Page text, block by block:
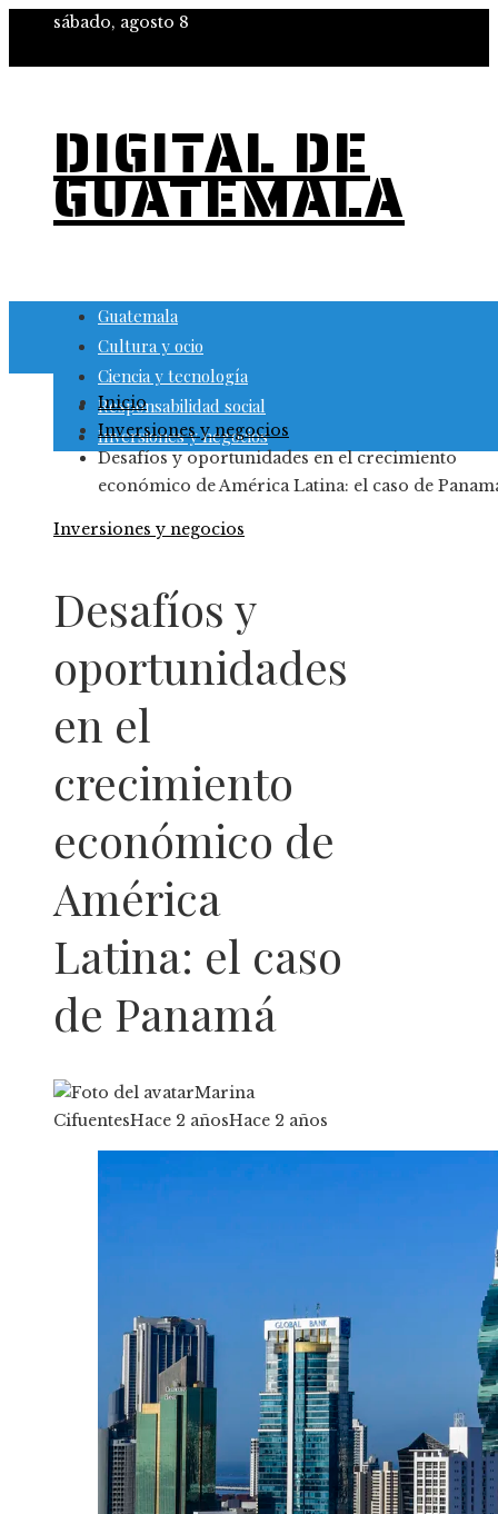
sábado, agosto 8
DIGITAL DE
GUATEMALA
Guatemala
Cultura y ocio
Ciencia y tecnología
Responsabilidad social
Inversiones y negocios
Inicio
Inversiones y negocios
Desafíos y oportunidades en el crecimiento
económico de América Latina: el caso de
Inversiones y negocios
Desafíos y
oportunidades
en el
crecimiento
económico de
América
Latina: el caso
de Panamá
Marina
CifuentesHace 2 añosHace 2 años